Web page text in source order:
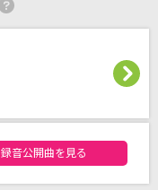
録音公開曲を見る